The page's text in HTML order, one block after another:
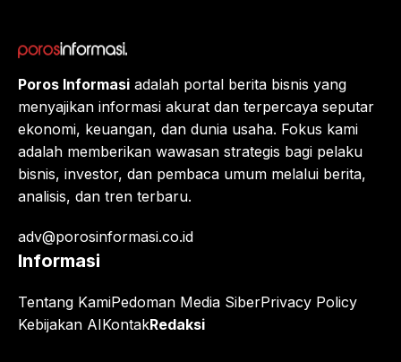
Poros Informasi adalah portal berita bisnis yang
menyajikan informasi akurat dan terpercaya seputar
ekonomi, keuangan, dan dunia usaha. Fokus kami
adalah memberikan wawasan strategis bagi pelaku
bisnis, investor, dan pembaca umum melalui berita,
analisis, dan tren terbaru.
adv@porosinformasi.co.id
Informasi
Tentang KamiPedoman Media SiberPrivacy Policy
Kebijakan AIKontakRedaksi